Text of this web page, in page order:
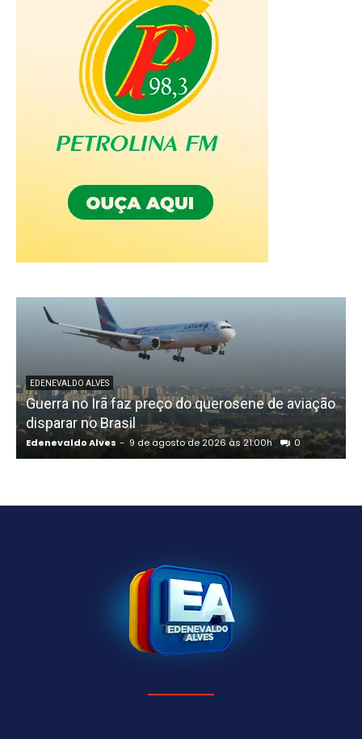
EDENEVALDO ALVES
Guerra no Irã faz preço do querosene de aviação
disparar no Brasil
Edenevaldo Alves - 9 de agosto de 2026 às 21:00h 0